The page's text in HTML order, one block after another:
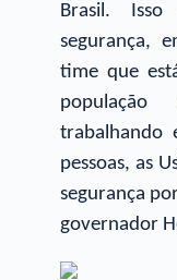
Brasil. Isso
segurança,
time que
trabalhando
pessoas, as
segurança
governador